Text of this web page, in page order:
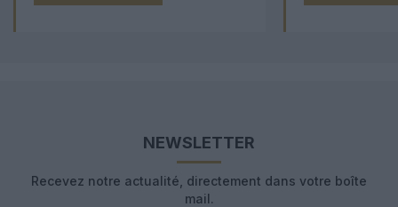
NEWSLETTER
Recevez notre actualité, directement dans votre boîte
mail.